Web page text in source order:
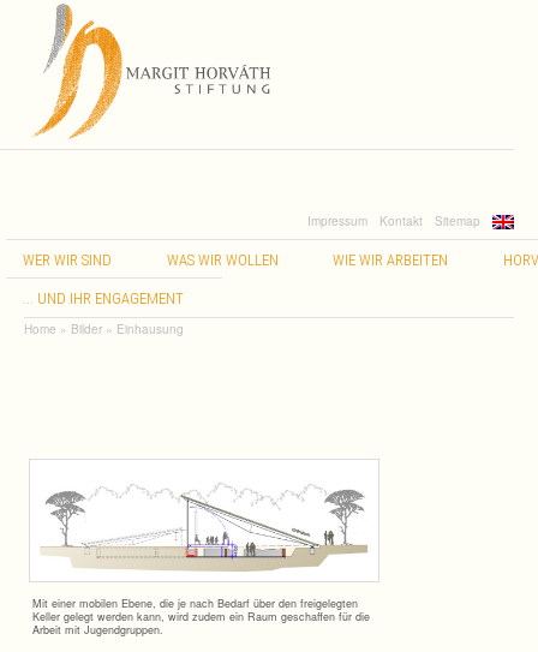
Impressum Kontakt Sitemap
WER WIR SIND WAS WIR WOLLEN WIE WIR ARBEITEN
UND IHR ENGAGEMENT
Home » Bilder » Einhausung
Mit einer mobi­len Ebene, die je nach Bedarf über den frei­ge­leg­ten
Kel­ler gelegt wer­den kann, wird zudem ein Raum geschaf­fen für die
Arbeit mit Jugendgruppen.